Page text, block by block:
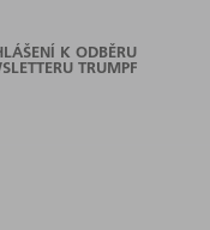
K ODBĚRU
TRUMPF